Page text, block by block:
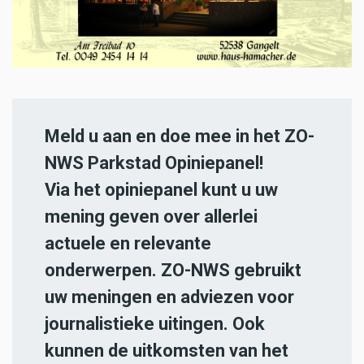
Meld u aan en doe mee in het ZO-
NWS Parkstad Opiniepanel!
Via het opiniepanel kunt u uw
mening geven over allerlei
actuele en relevante
onderwerpen. ZO-NWS gebruikt
uw meningen en adviezen voor
journalistieke uitingen. Ook
kunnen de uitkomsten van het